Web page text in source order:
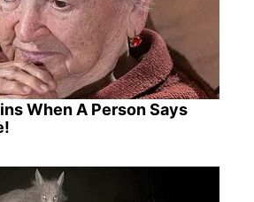
When A Person Says